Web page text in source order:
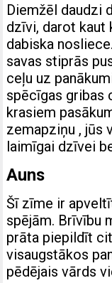
Diemžēl daudzi
dzīvi, darot kaut
dabiska
savas stiprās
ceļu uz
spēcīgas gribas
krasiem
zemapziņu , jūs
laimīgai dzīvei
Auns
Šī zīme ir
spējām. Brīvību
prāta piepildīt
visaugstākos
pēdējais vārds